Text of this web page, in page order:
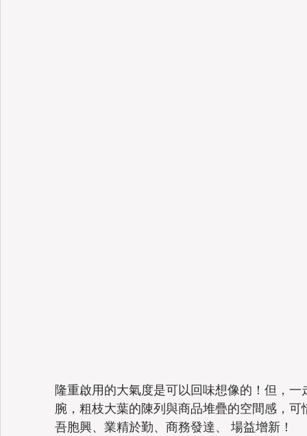
隆重啟用的大氣度是可以回味想像的！但，
腕，粗枝大葉的陳列與商品堆疊的空間感，
吾胞興、業精於勤、商務發達、 場益增新！